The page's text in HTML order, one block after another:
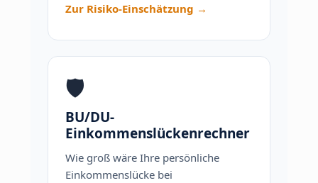
Zur Risiko-Einschätzung →
🛡
BU/DU-
Einkommenslückenrechner
Wie groß wäre Ihre persönliche
Einkommenslücke bei